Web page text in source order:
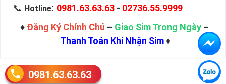
📞 Hotline: 0981.63.63.63 - 02736.55.9999
♦ Đăng Ký Chính Chủ – Giao Sim Trong Ngày –
Thanh Toán Khi Nhận Sim♦
0981.63.63.63